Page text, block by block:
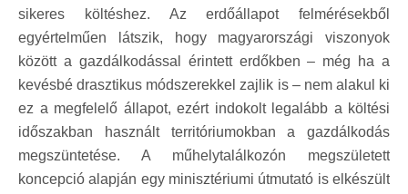
sikeres költéshez. Az erdőállapot felmérésekből
egyértelműen látszik, hogy magyarországi viszonyok
között a gazdálkodással érintett erdőkben – még ha a
kevésbé drasztikus módszerekkel zajlik is – nem alakul ki
ez a megfelelő állapot, ezért indokolt legalább a költési
időszakban használt territóriumokban a gazdálkodás
megszüntetése. A műhelytalálkozón megszületett
koncepció alapján egy minisztériumi útmutató is elkészült